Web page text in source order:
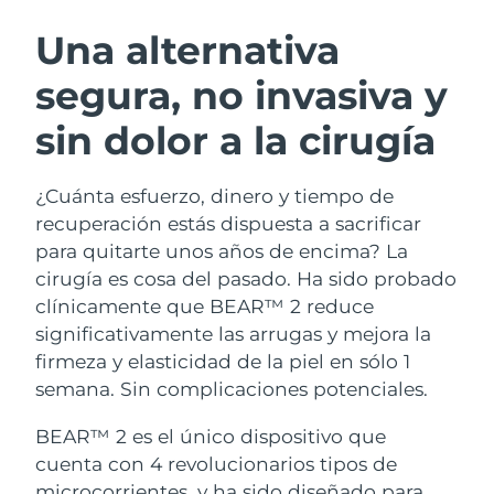
Una alternativa
segura, no invasiva y
sin dolor a la cirugía
¿Cuánta esfuerzo, dinero y tiempo de
recuperación estás dispuesta a sacrificar
para quitarte unos años de encima? La
cirugía es cosa del pasado. Ha sido probado
clínicamente que BEAR™ 2 reduce
significativamente las arrugas y mejora la
firmeza y elasticidad de la piel en sólo 1
semana. Sin complicaciones potenciales.
BEAR™ 2 es el único dispositivo que
cuenta con 4 revolucionarios tipos de
Limpieza facial
Anti-aging massage
LUNA™ 4 Plus
Massage, LED heating
LUNA™ 4 Men
Lifting facial
Microcurrent toning
BEAR™ 2 go
Microcurrent toning on-the-go
BEAR™ 2 eyes & lips
Hidratación
UFO™ 3 pack
Deep facial hydration
UFO™ 3 LED
Near-infrared and red light therapy
device
Cuidado bucal
issa™ 4
Hybrid silicone sonic toothbrush
Smart hybrid silicone sonic toothbrush
TRATAMIENTO ANTIEDAD FAQ™
Antiedad Tratamientos LED
NEW
Austria Entrega prevista
Baréin Entrega prevista8/11/26
Bélgica Entrega prevista8/10/26
Bermudas Entrega prevista
Bosnia y Herzegovina Entrega prevista
Brunéi Entrega prevista
Bulgaria Entrega prevista8/10/26
Canadá Entrega prevista8/14/26
Chile Entrega prevista